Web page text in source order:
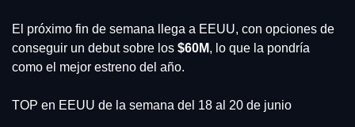
El próximo fin de semana llega a EEUU, con opciones de
conseguir un debut sobre los $60M, lo que la pondría
como el mejor estreno del año.
TOP en EEUU de la semana del 18 al 20 de junio